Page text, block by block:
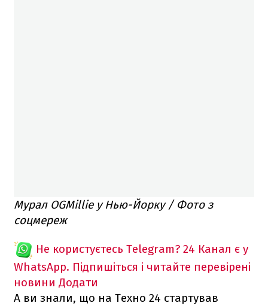
Мурал OGMillie у Нью-Йорку / Фото з
соцмереж
Не користуєтесь Telegram? 24 Канал є у
WhatsApp. Підпишіться і читайте перевірені
новини Додати
А ви знали, що на Техно 24 стартував